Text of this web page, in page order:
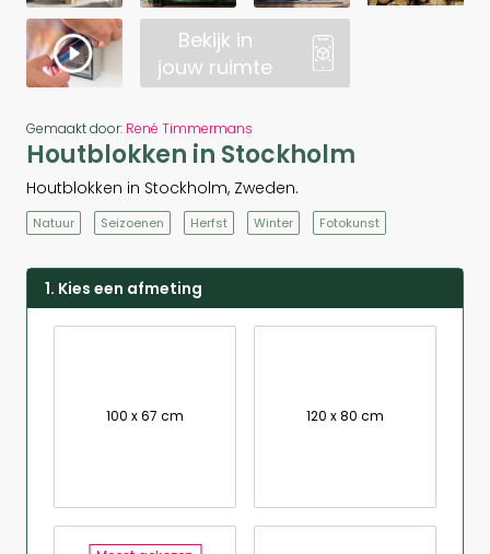
Bekijk in
jouw ruimte
Gemaakt door: René Timmermans
Houtblokken in Stockholm
Houtblokken in Stockholm, Zweden.
Natuur Seizoenen Herfst Winter Fotokunst
1. Kies een afmeting
100 x 67 cm 120 x 80 cm